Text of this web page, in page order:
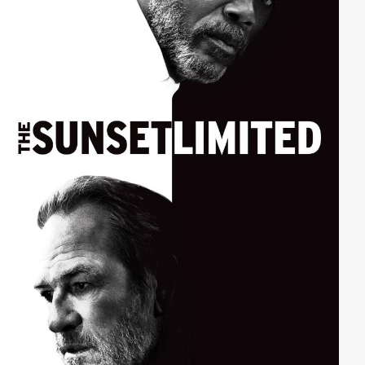
dadurch bald den Blick des Sheriffs auf sich…